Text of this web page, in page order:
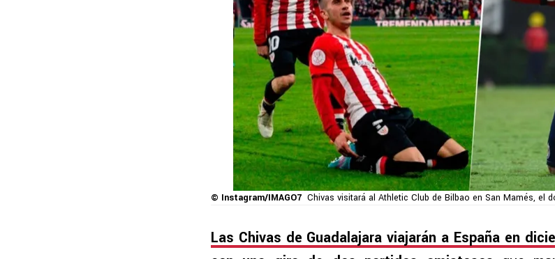
© Instagram/IMAGO7 Chivas visitará al Athletic Club de Bilbao en San Mamés, el
Las Chivas de Guadalajara viajarán a España en